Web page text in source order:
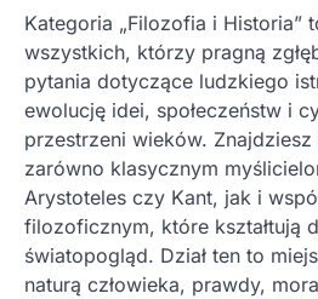
Kategoria „Filozofia i Historia”
wszystkich, którzy pragną
pytania dotyczące ludzkiego
ewolucję idei, społeczeństw i
przestrzeni wieków.
zarówno klasycznym
Arystoteles czy Kant, jak i
filozoficznym, które kształtują
światopogląd. Dział ten to
naturą człowieka, prawdy,